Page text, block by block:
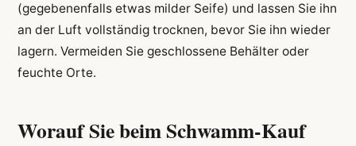
(gegebenenfalls etwas milder Seife) und lassen Sie ihn
an der Luft vollständig trocknen, bevor Sie ihn wieder
lagern. Vermeiden Sie geschlossene Behälter oder
feuchte Orte.
Worauf Sie beim Schwamm-Kauf